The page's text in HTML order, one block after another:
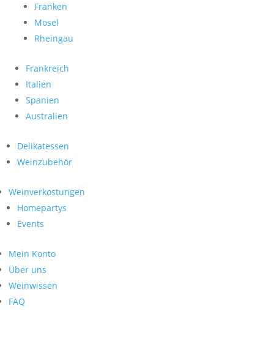
Franken
Mosel
Rheingau
Frankreich
Italien
Spanien
Australien
Delikatessen
Weinzubehör
Weinverkostungen
Homepartys
Events
Mein Konto
Über uns
Weinwissen
FAQ